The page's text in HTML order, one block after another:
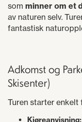
som minner om et
av naturen selv.
fantastisk
Adkomst og
Skisenter)
Turen starter enkelt
Kjøreanvisning: